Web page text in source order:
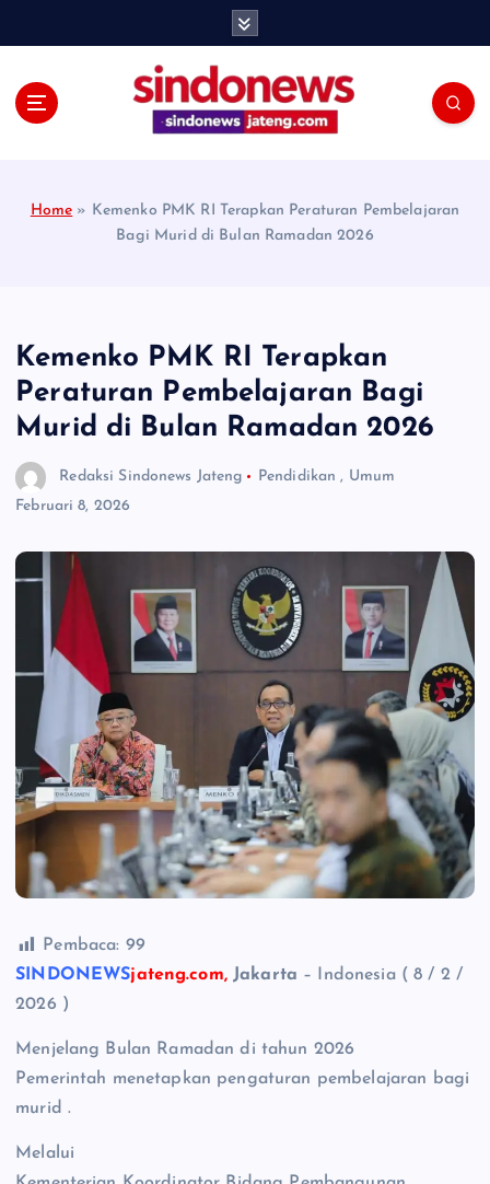
Home » Kemenko PMK RI Terapkan Peraturan Pembelajaran
Bagi Murid di Bulan Ramadan 2026
Kemenko PMK RI Terapkan
Peraturan Pembelajaran Bagi
Murid di Bulan Ramadan 2026
Redaksi Sindonews Jateng Pendidikan , Umum
Februari 8, 2026
Pembaca: 99
SINDONEWSjateng.com,Jakarta – Indonesia ( 8 / 2 /
2026 )
Menjelang Bulan Ramadan di tahun 2026
Pemerintah menetapkan pengaturan pembelajaran bagi
murid .
Melalui